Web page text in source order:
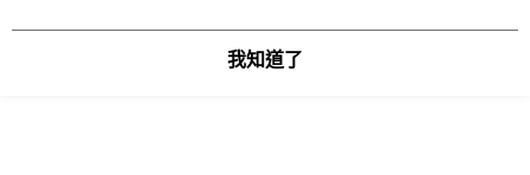
我知道了